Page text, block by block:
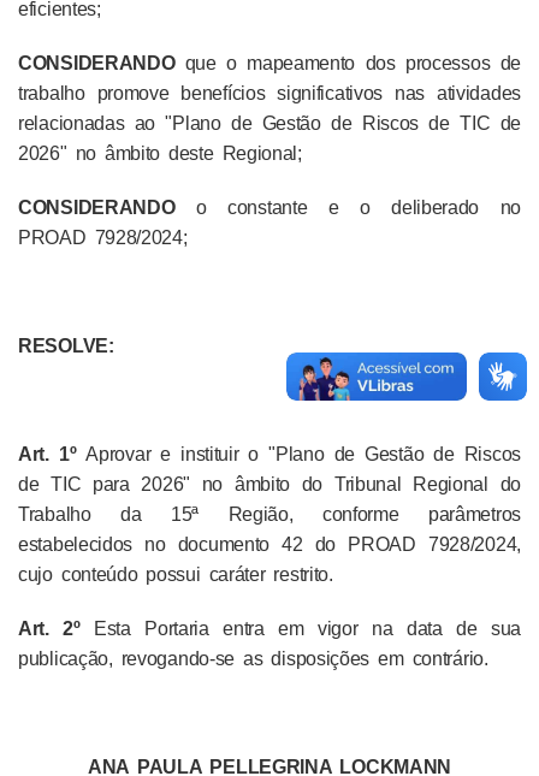
eficientes;
CONSIDERANDOque o mapeamento dos processos de
trabalho promove benefícios significativos nas atividades
relacionadas ao "Plano de Gestão de Riscos de TIC de
2026" no âmbito deste Regional;
CONSIDERANDOo constante e o deliberado no
PROAD 7928/2024;
RESOLVE:
Art. 1ºAprovar e instituir o "Plano de Gestão de Riscos
de TIC para 2026" no âmbito do Tribunal Regional do
Trabalho da 15ª Região, conforme parâmetros
estabelecidos no documento 42 do PROAD 7928/2024,
cujo conteúdo possui caráter restrito.
Art. 2ºEsta Portaria entra em vigor na data de sua
publicação, revogando-se as disposições em contrário.
ANA PAULA PELLEGRINA LOCKMANN